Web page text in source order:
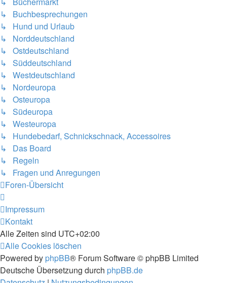
↳ Buchbesprechungen
↳ Hund und Urlaub
↳ Norddeutschland
↳ Ostdeutschland
↳ Süddeutschland
↳ Westdeutschland
↳ Nordeuropa
↳ Osteuropa
↳ Südeuropa
↳ Westeuropa
↳ Hundebedarf, Schnickschnack, Accessoires
↳ Das Board
↳ Regeln
↳ Fragen und Anregungen
Foren-Übersicht
Impressum
Kontakt
Alle Zeiten sind UTC+02:00
Alle Cookies löschen
Powered by phpBB® Forum Software © phpBB Limited
Deutsche Übersetzung durch phpBB.de